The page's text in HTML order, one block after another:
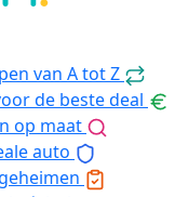
van A tot Z
de beste deal
op maat
auto